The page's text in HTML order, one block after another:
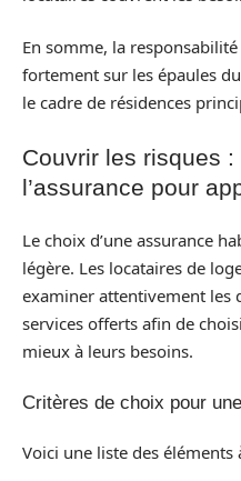
En somme, la
fortement sur les épaules
le cadre de résidences
Couvrir les risques
l’assurance pour
Le choix d’une assurance
légère. Les locataires de
examiner attentivement les
services offerts afin de
mieux à leurs besoins.
Critères de choix pour
Voici une liste des éléments